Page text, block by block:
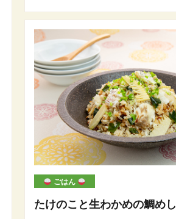
ごはん
たけのこと生わかめの鯛めし